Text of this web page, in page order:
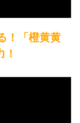
！「橙黄黄